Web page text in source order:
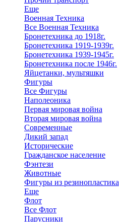
Еще
Военная Техника
Все Военная Техника
Бронетехника до 1918г.
Бронетехника 1919-1939г.
Бронетехника 1939-1945г.
Бронетехника после 1946г.
Яйцетанки, мультяшки
Фигуры
Все Фигуры
Наполеоника
Первая мировая война
Вторая мировая война
Современные
Дикий запад
Исторические
Гражданское население
Фэнтези
Животные
Фигуры из резинопластика
Еще
Флот
Все Флот
Парусники